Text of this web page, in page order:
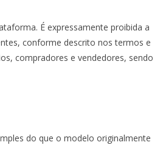
É expressamente proibida a
conforme descrito nos termos e
compradores e vendedores, sendo
do que o modelo originalmente